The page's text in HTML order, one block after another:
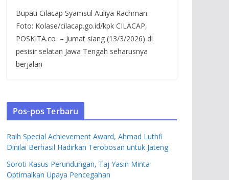
Bupati Cilacap Syamsul Auliya Rachman.
Foto: Kolase/cilacap.go.id/kpk CILACAP,
POSKITA.co – Jumat siang (13/3/2026) di
pesisir selatan Jawa Tengah seharusnya
berjalan
Pos-pos Terbaru
Raih Special Achievement Award, Ahmad Luthfi
Dinilai Berhasil Hadirkan Terobosan untuk Jateng
Soroti Kasus Perundungan, Taj Yasin Minta
Optimalkan Upaya Pencegahan